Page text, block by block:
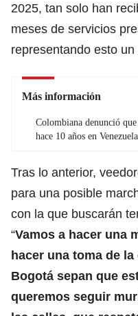
2025, tan solo han
meses de servicios
representando esto
Más información
Colombiana denunció
hace 10 años en Venezuela
Tras lo anterior,
para una posible
con la que buscarán
“Vamos a hacer una
hacer una toma de
Bogotá sepan que
queremos seguir